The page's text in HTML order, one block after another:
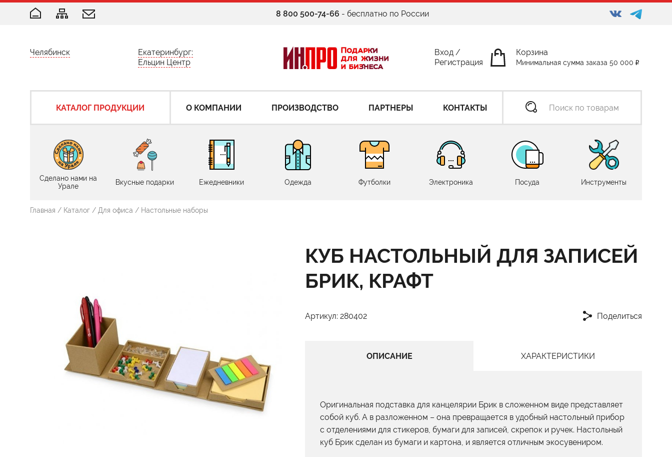
8 800 500-74-66 - бесплатно по России
Челябинск
Екатеринбург:
Ельцин Центр
Вход /
Регистрация
Корзина
Минимальная сумма заказа 50 000
КАТАЛОГ ПРОДУКЦИИ О КОМПАНИИ ПРОИЗВОДСТВО ПАРТНЕРЫ КОНТАКТЫ
Сделано нами на
Урале
Вкусные подарки Ежедневники Одежда Футболки Электроника Посуда Инструменты
Главная / Каталог / Для офиса / Настольные наборы
КУБ НАСТОЛЬНЫЙ ДЛЯ ЗАПИСЕЙ
БРИК, КРАФТ
Артикул: 280402 Поделиться
ОПИСАНИЕ ХАРАКТЕРИСТИКИ
Оригинальная подставка для канцелярии Брик в сложенном виде представляет
собой куб. А в разложенном – она превращается в удобный настольный прибор
с отделениями для стикеров, бумаги для записей, скрепок и ручек. Настольный
куб Брик сделан из бумаги и картона, и является отличным экосувениром.